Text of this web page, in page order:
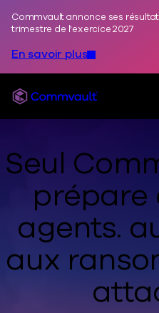
Commvault annonce ses
trimestre de l'exercice 2027
En savoir plus
Commvault
Seul
prépare
agents.
aux